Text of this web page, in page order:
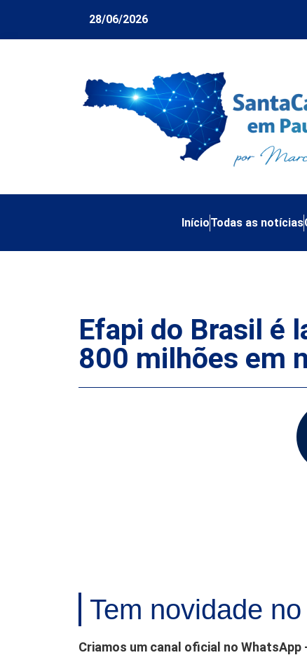
28/06/2026
InícioTodas as notícias
Efapi do Brasil é
800 milhões em
Tem novidade
Criamos um canal oficial no